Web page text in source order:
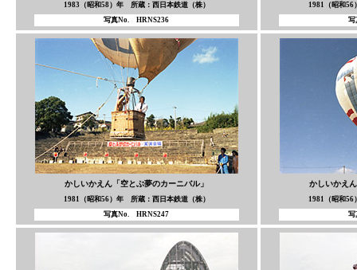
1983（昭和58）年 所蔵：西日本鉄道（株）
写真No. HRNS236
1981（昭和
かしいかえん「空とぶ夢のカーニバル」
1981（昭和56）年 所蔵：西日本鉄道（株）
写真No. HRNS247
かしいかえ
1981（昭和